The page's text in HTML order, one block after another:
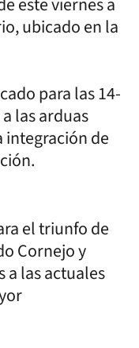
ubicado en la
para las 14-
las arduas
integración de
el triunfo de
Cornejo y
a las actuales